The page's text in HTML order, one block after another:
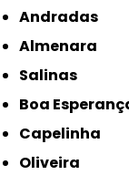
Andradas
Almenara
Salinas
Boa
Capelinha
Oliveira